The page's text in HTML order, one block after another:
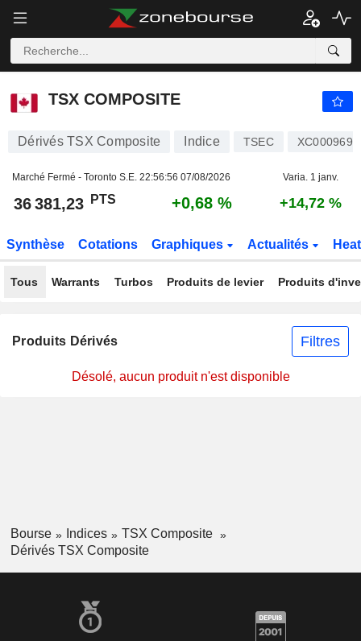
TSX COMPOSITE
TSX COMPOSITE
Dérivés TSX Composite Indice TSEC
Marché Fermé - Toronto S.E. 22:56:56 07/08/2026 Varia. 1 janv.
36 381,23 PTS +0,68 % +14,72 %
Synthèse Cotations Graphiques Actualités
Tous Warrants Turbos Produits de levier Produits
Produits Dérivés Filtres
Désolé, aucun produit n'est disponible
Bourse Indices
TSX Composite
Dérivés TSX Composite